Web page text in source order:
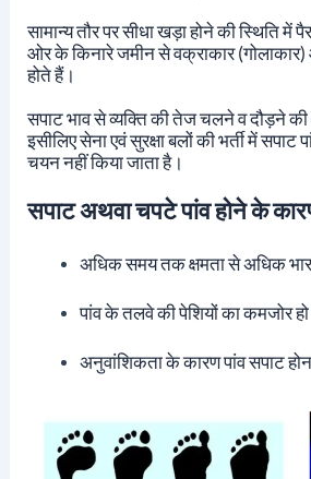
सामान्य तौर पर सीधा खड़ा होने की स्थिति
ओर के किनारे जमीन से वक्राकार
होते हैं।
सपाट भाव से व्यक्ति की तेज चलने व दौड़ने की
इसीलिए सेना एवं सुरक्षा बलों की भर्ती में सपाट
चयन नहीं किया जाता है।
सपाट अथवा चपटे पांव होने के
अधिक समय तक क्षमता से अधिक भार
पांव के तलवे की पेशियों का कमजोर हो
अनुवांशिकता के कारण पांव सपाट